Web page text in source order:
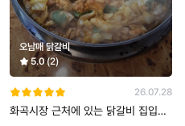
오남매 닭갈비
5.0(2)
26.07.28
화곡시장 근처에 있는 닭갈비 집입니